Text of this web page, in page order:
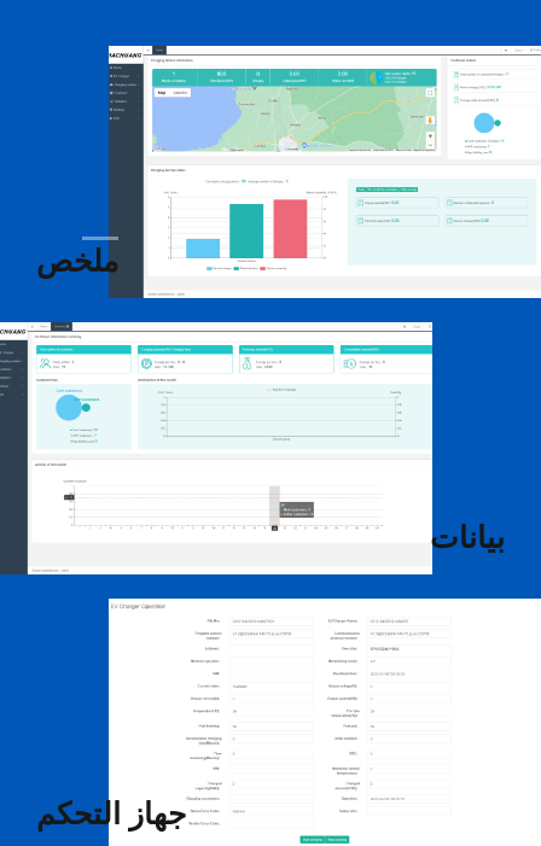
ملخص
بيانات
جهاز التحكم